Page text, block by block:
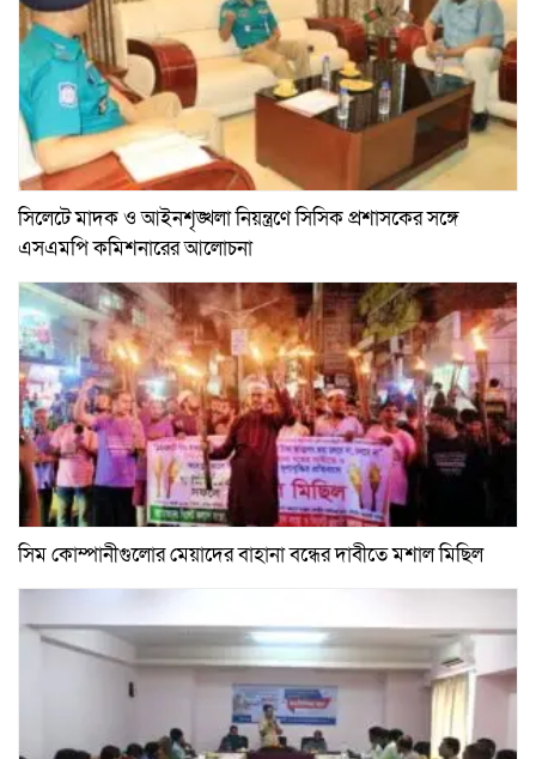
সিলেটে মাদক ও আইনশৃঙ্খলা নিয়ন্ত্রণে সিসিক প্রশাসকের সঙ্গে
এসএমপি কমিশনারের আলোচনা
সিম কোম্পানীগুলোর মেয়াদের বাহানা বন্ধের দাবীতে মশাল মিছিল